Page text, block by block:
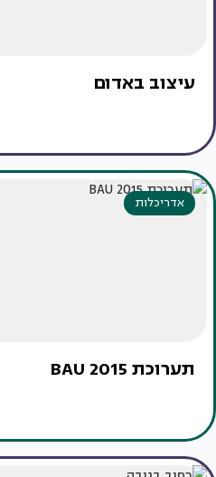
עיצוב באדום
אדריכלות
תערוכת BAU 2015